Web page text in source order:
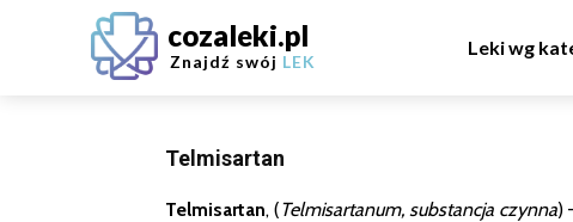
cozaleki.pl
Znajdź swój LEK
Leki wg
Telmisartan
Telmisartan, (Telmisartanum, substancja czynna)